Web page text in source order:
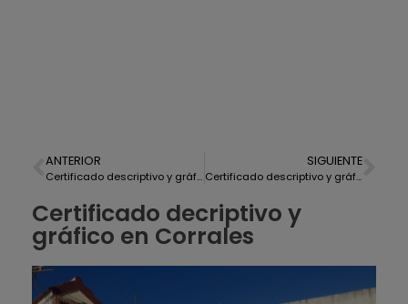
ANTERIOR
Certificado descriptivo y gráfico de vivienda en Trigueros
SIGUIENTE
Certificado descriptivo y gráfico en Gibraleón
Certificado decriptivo y
gráfico en Corrales